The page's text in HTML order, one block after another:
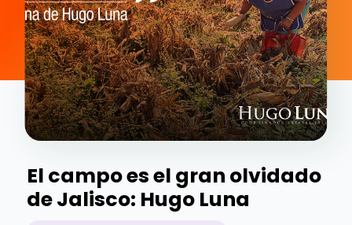
El campo es el gran olvidado
de Jalisco: Hugo Luna